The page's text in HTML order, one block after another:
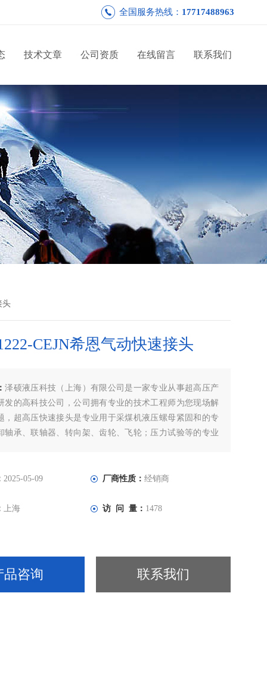
全国服务热线： 17717488963
技术文章 公司资质 在线留言 联系我们
头
CEJN希恩气动快速接头
泽硕液压科技（上海）有限公司是一家专业从事超高压产
发的高科技公司，公司拥有专业的技术工程师为您现场解
，超高压快速接头是专业用于采煤机液压螺母紧固和的专
轴承、联轴器、转向架、齿轮、飞轮；压力试验等的专业
2025-05-09 厂商性质： 经销商
上海 访 问 量： 1478
品咨询 联系我们